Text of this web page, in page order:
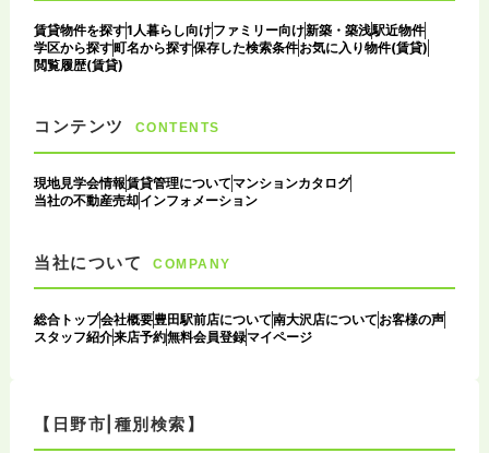
賃貸物件を探す1人暮らし向けファミリー向け新築・築浅駅近物件
学区から探す町名から探す保存した検索条件お気に入り物件(賃貸)
閲覧履歴(賃貸)
コンテンツ CONTENTS
現地見学会情報賃貸管理について マンションカタログ
当社の不動産売却インフォメーション
当社について COMPANY
総合トップ会社概要豊田駅前店について南大沢店について お客様の声
スタッフ紹介来店予約無料会員登録マイページ
【日野市|種別検索】